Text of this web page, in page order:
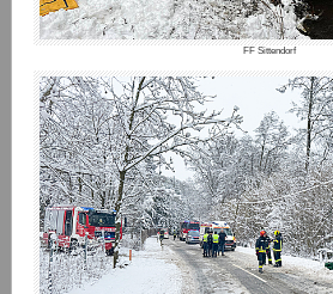
FF Sittendorf